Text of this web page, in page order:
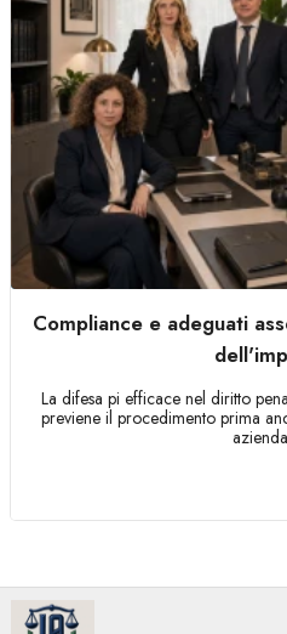
Compliance e adeguati
La difesa pi efficace nel diritto
previene il procedimento prima